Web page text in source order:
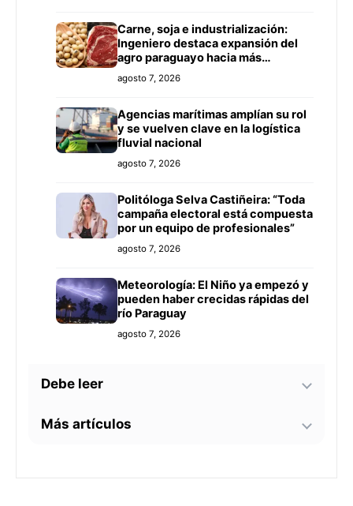
Carne, soja e industrialización:
Ingeniero destaca expansión del
agro paraguayo hacia más
mercados
agosto 7, 2026
Agencias marítimas amplían su rol
y se vuelven clave en la logística
fluvial nacional
agosto 7, 2026
Politóloga Selva Castiñeira: “Toda
campaña electoral está compuesta
por un equipo de profesionales”
agosto 7, 2026
Meteorología: El Niño ya empezó y
pueden haber crecidas rápidas del
río Paraguay
agosto 7, 2026
Debe leer
Tecnología y BIM ganan terreno en
Más artículos